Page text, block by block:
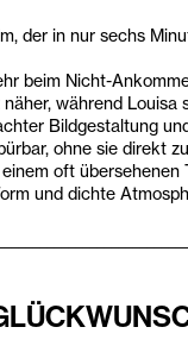
der in nur sechs
beim Nicht-
während Louisa
Bildgestaltung
ohne sie direkt
oft übersehenen
und dichte